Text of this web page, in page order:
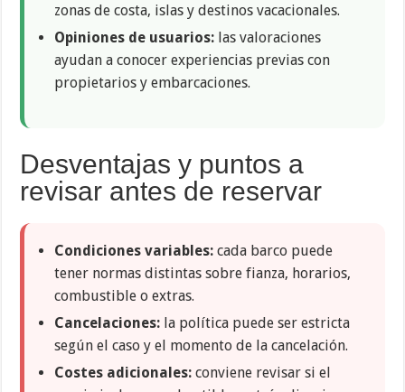
zonas de costa, islas y destinos vacacionales.
Opiniones de usuarios: las valoraciones
ayudan a conocer experiencias previas con
propietarios y embarcaciones.
Desventajas y puntos a
revisar antes de reservar
Condiciones variables: cada barco puede
tener normas distintas sobre fianza, horarios,
combustible o extras.
Cancelaciones: la política puede ser estricta
según el caso y el momento de la cancelación.
Costes adicionales: conviene revisar si el